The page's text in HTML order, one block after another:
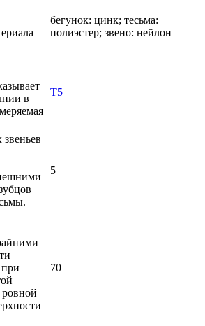
бегунок: цинк; тесьма:
полиэстер; звено: нейлон
в
Т5
5
70